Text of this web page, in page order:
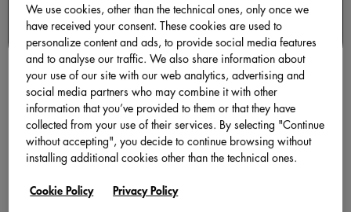
Dalle mani al territorio
Dolce&Gabbana.
We use cookies, other than the technical ones, only once we
have received your consent. These cookies are used to
personalize content and ads, to provide social media features
and to analyse our traffic. We also share information about
your use of our site with our web analytics, advertising and
social media partners who may combine it with other
information that you’ve provided to them or that they have
collected from your use of their services. By selecting "Continue
without accepting", you decide to continue browsing without
installing additional cookies other than the technical ones.
Cookie Policy Privacy Policy